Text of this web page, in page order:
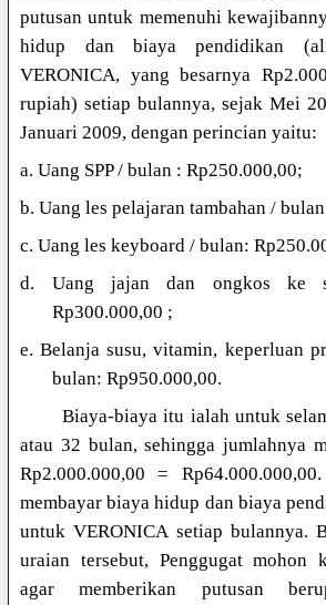
putusan untuk memenuhi
hidup dan biaya pendidikan
VERONICA, yang besarnya
rupiah) setiap bulannya, sejak Mei
Januari 2009, dengan perincian yaitu:
a. Uang SPP / bulan : Rp250.000,00;
b. Uang les pelajaran tambahan /
c. Uang les keyboard / bulan:
d. Uang jajan dan ongkos ke
Rp300.000,00 ;
e. Belanja susu, vitamin, keperluan
bulan: Rp950.000,00.
Biaya-biaya itu ialah untuk
atau 32 bulan, sehingga jumlahnya
Rp2.000.000,00 =
membayar biaya hidup dan biaya
untuk VERONICA setiap bulannya.
uraian tersebut, Penggugat mohon
agar memberikan putusan